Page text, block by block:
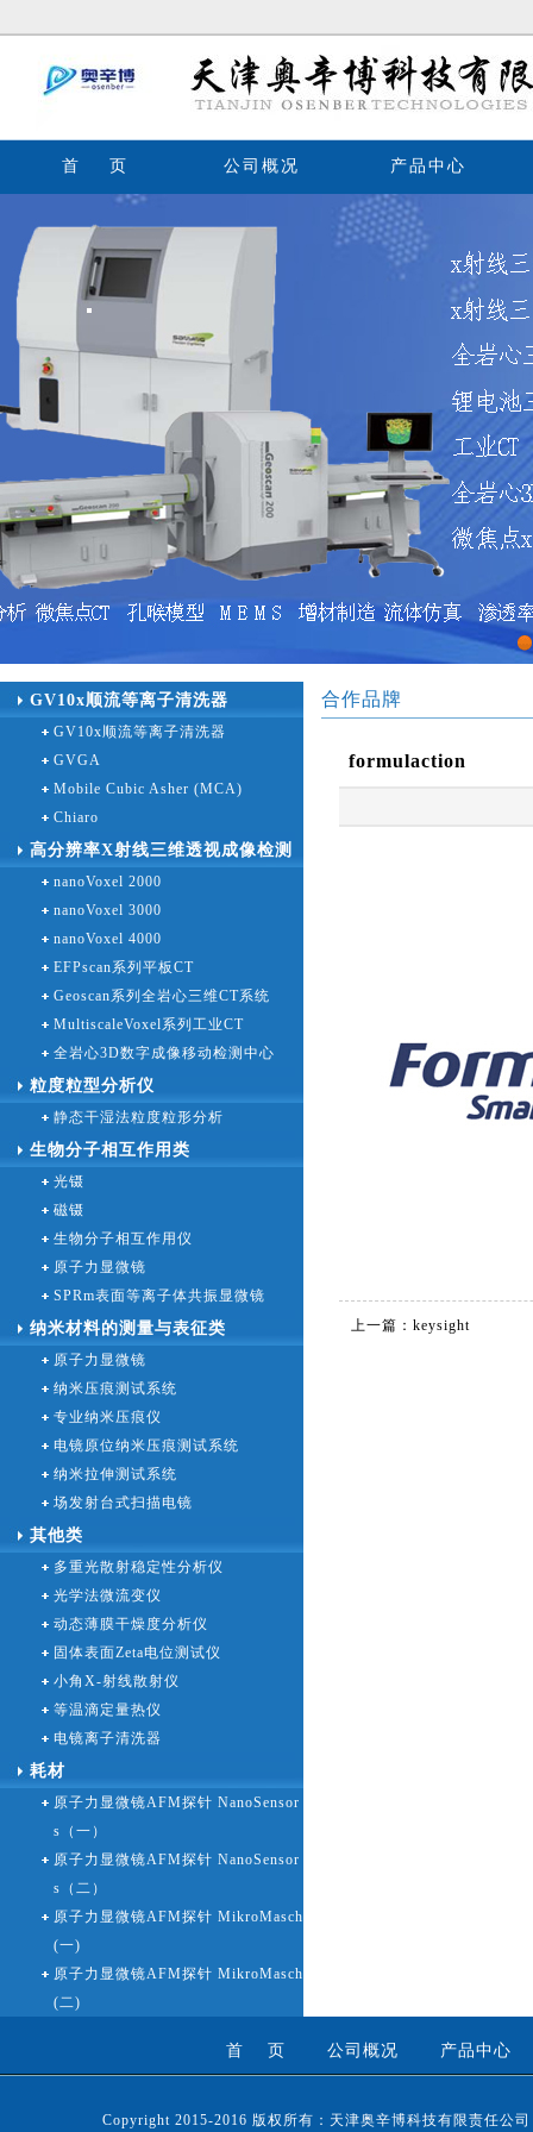
首 页 公司概况 产品中心
1
GV10x顺流等离子清洗器
GV10x顺流等离子清洗器
GVGA
Mobile Cubic Asher (MCA)
Chiaro
高分辨率X射线三维透视成像检测
设备nanoVoxel 2000
nanoVoxel 3000
nanoVoxel 4000
EFPscan系列平板CT
Geoscan系列全岩心三维CT系统
MultiscaleVoxel系列工业CT
全岩心3D数字成像移动检测中心
粒度粒型分析仪
静态干湿法粒度粒形分析
生物分子相互作用类
光镊
磁镊
生物分子相互作用仪
原子力显微镜
SPRm表面等离子体共振显微镜
纳米材料的测量与表征类
原子力显微镜
纳米压痕测试系统
专业纳米压痕仪
电镜原位纳米压痕测试系统
纳米拉伸测试系统
场发射台式扫描电镜
其他类
多重光散射稳定性分析仪
光学法微流变仪
动态薄膜干燥度分析仪
固体表面Zeta电位测试仪
小角X-射线散射仪
等温滴定量热仪
电镜离子清洗器
耗材
原子力显微镜AFM探针 NanoSensor
s（一）
原子力显微镜AFM探针 NanoSensor
s（二）
原子力显微镜AFM探针 MikroMasch
(一)
原子力显微镜AFM探针 MikroMasch
(二)
合作品牌
formulaction
上一篇： keysight
首 页 公司概况 产品中心
Copyright 2015-2016 版权所有：天津奥辛博科技有限责任公